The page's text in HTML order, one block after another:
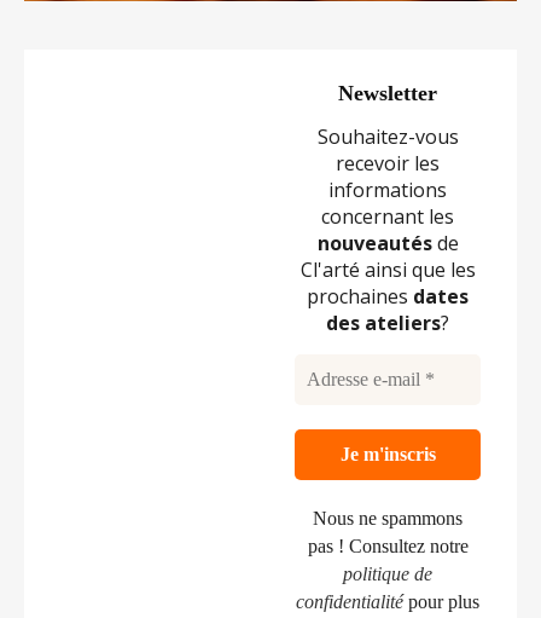
Newsletter
Souhaitez-vous
recevoir les
informations
concernant les
nouveautésde
Cl'arté ainsi que les
prochaines dates
des ateliers?
Nous ne spammons
pas ! Consultez notre
politique de
confidentialitépour plus